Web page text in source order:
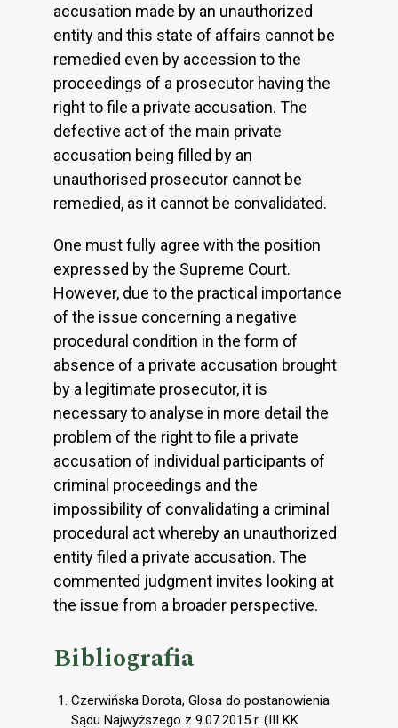
accusation made by an unauthorized
entity and this state of affairs cannot be
remedied even by accession to the
proceedings of a prosecutor having the
right to file a private accusation. The
defective act of the main private
accusation being filled by an
unauthorised prosecutor cannot be
remedied, as it cannot be convalidated.
One must fully agree with the position
expressed by the Supreme Court.
However, due to the practical importance
of the issue concerning a negative
procedural condition in the form of
absence of a private accusation brought
by a legitimate prosecutor, it is
necessary to analyse in more detail the
problem of the right to file a private
accusation of individual participants of
criminal proceedings and the
impossibility of convalidating a criminal
procedural act whereby an unauthorized
entity filed a private accusation. The
commented judgment invites looking at
the issue from a broader perspective.
Bibliografia
Czerwińska Dorota, Glosa do postanowienia
Sądu Najwyższego z 9.07.2015 r. (III KK